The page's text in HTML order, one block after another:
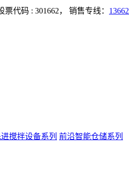
代码 : 301662， 销售专线：
搅拌设备系列 前沿智能仓储系列